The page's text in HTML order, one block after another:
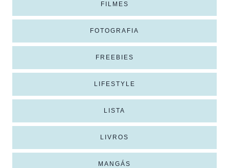
FILMES
FOTOGRAFIA
FREEBIES
LIFESTYLE
LISTA
LIVROS
MANGÁS